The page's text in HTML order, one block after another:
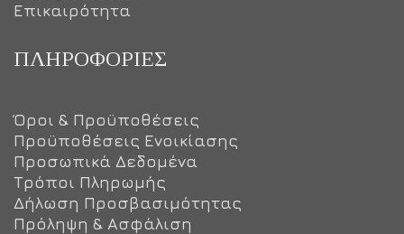
Επικαιρότητα
ΠΛΗΡΟΦΟΡΊΕΣ
Όροι & Προϋποθέσεις
Προϋποθέσεις Ενοικίασης
Προσωπικά Δεδομένα
Τρόποι Πληρωμής
Δήλωση Προσβασιμότητας
Πρόληψη & Ασφάλιση